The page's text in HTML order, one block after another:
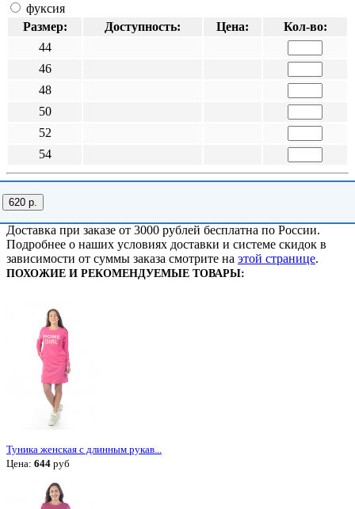
фуксия
Размер:
Доступность: Цена:
Кол-во:
44
46
48
50
52
54
620 р.
Доставка при заказе от 3000 рублей бесплатна по России.
Подробнее о наших условиях доставки и системе скидок в
зависимости от суммы заказа смотрите на этой странице.
ПОХОЖИЕ И РЕКОМЕНДУЕМЫЕ ТОВАРЫ:
Туника женская с длинным рукав...
Цена: 644 руб